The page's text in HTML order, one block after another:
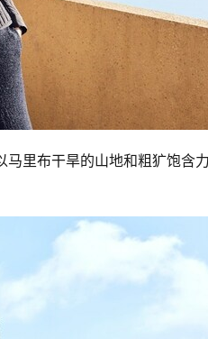
里布干旱的山地和粗犷饱含